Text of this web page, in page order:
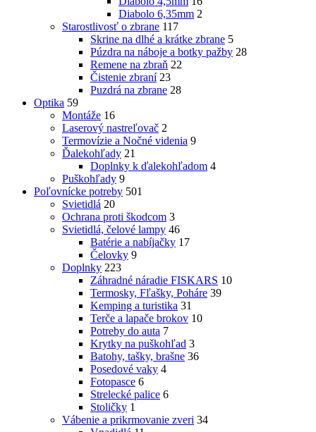
Diabolo 6,35mm 2
Starostlivosť o zbrane 117
Skrine na dlhé a krátke zbrane 5
Púzdra na náboje a botky pažby 28
Remene na zbraň 22
Čistenie zbraní 23
Puzdrá na zbrane 28
Optika 59
Montáže 16
Laserový nastreľovač 2
Termovízie a Nočné videnia 9
Ďalekohľady 21
Doplnky k ďalekohľadom 4
Puškohľady 9
Poľovnícke potreby 501
Svietidlá 20
Ochrana proti škodcom 3
Svietidlá, čelové lampy 46
Batérie a nabíjačky 17
Čelovky 9
Doplnky 223
Záhradné náradie FISKARS 10
Termosky, Fľašky, Poháre 39
Kemping a turistika 31
Terče a lapače brokov 10
Potreby do auta 7
Krytky na puškohľad 3
Batohy, tašky, brašne 36
Posedové vaky 4
Fotopasce 6
Strelecké palice 6
Stoličky 1
Vábenie a prikrmovanie zveri 34